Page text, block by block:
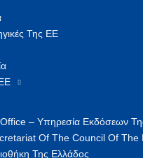
Της ΕΕ
– Υπηρεσία Εκδόσεων
Of The Council Of
Της Ελλάδος